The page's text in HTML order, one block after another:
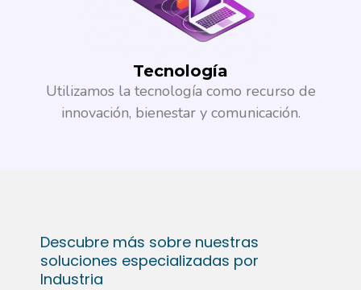
Tecnología​
Utilizamos la tecnología como recurso de
innovación, bienestar y comunicación.
Descubre más sobre nuestras
soluciones especializadas por
Industria​